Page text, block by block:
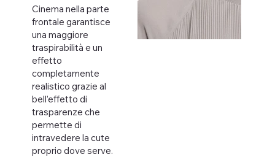
Cinema nella parte
frontale garantisce
una maggiore
traspirabilità e un
effetto
completamente
realistico grazie al
bell’effetto di
trasparenze che
permette di
intravedere la cute
proprio dove serve.